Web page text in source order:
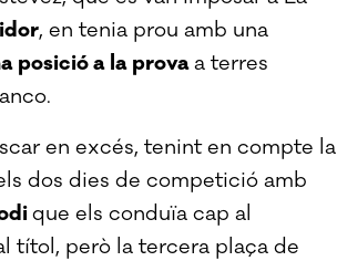
, en tenia prou amb una
posició a la provaa terres
en excés, tenint en compte la
dos dies de competició amb
que els conduïa cap al
títol, però la tercera plaça de